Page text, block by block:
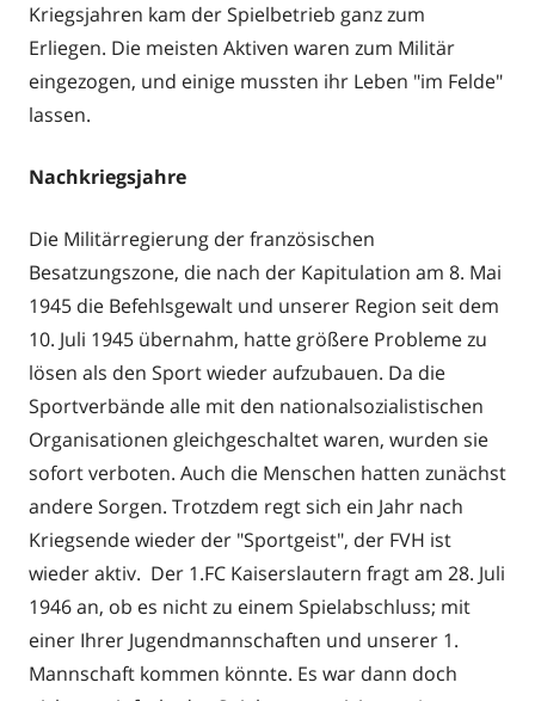
Kriegsjahren kam der Spielbetrieb ganz zum
Erliegen. Die meisten Aktiven waren zum Militär
eingezogen, und einige mussten ihr Leben "im Felde"
lassen.
Nachkriegsjahre
Die Militärregierung der französischen
Besatzungszone, die nach der Kapitulation am 8. Mai
1945 die Befehlsgewalt und unserer Region seit dem
10. Juli 1945 übernahm, hatte größere Probleme zu
lösen als den Sport wieder aufzubauen. Da die
Sportverbände alle mit den nationalsozialistischen
Organisationen gleichgeschaltet waren, wurden sie
sofort verboten. Auch die Menschen hatten zunächst
andere Sorgen. Trotzdem regt sich ein Jahr nach
Kriegsende wieder der "Sportgeist", der FVH ist
wieder aktiv. Der 1.FC Kaiserslautern fragt am 28. Juli
1946 an, ob es nicht zu einem Spielabschluss; mit
einer Ihrer Jugendmannschaften und unserer 1.
Mannschaft kommen könnte. Es war dann doch